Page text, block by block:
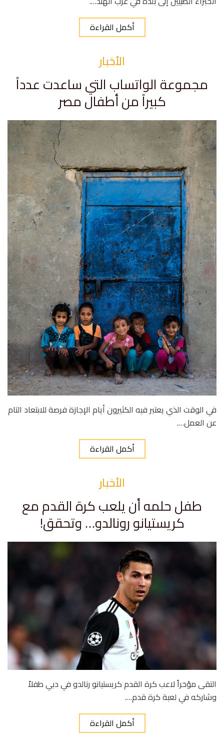
أكمل القراءة
الأخبار
مجموعة الواتساب التي ساعدت عدداً
كبيراً من أطفال مصر
في الوقت الذي يعتبر فيه الكثيرون أيام الإجازة فرصة للابتعاد التام
عن العمل….
أكمل القراءة
الأخبار
طفل حلمه أن يلعب كرة القدم مع
كريستيانو رونالدو… وتحقق!
التقى مؤخراً لاعب كرة القدم كريستيانو رنالدو في دبي طفلاً
وشاركه في لعبة كرة قدم….
أكمل القراءة